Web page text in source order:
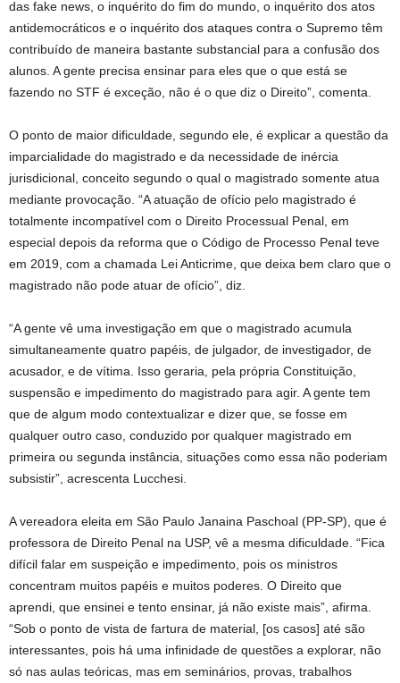
das fake news, o inquérito do fim do mundo, o inquérito dos atos
antidemocráticos e o inquérito dos ataques contra o Supremo têm
contribuído de maneira bastante substancial para a confusão dos
alunos. A gente precisa ensinar para eles que o que está se
fazendo no STF é exceção, não é o que diz o Direito”, comenta.
O ponto de maior dificuldade, segundo ele, é explicar a questão da
imparcialidade do magistrado e da necessidade de inércia
jurisdicional, conceito segundo o qual o magistrado somente atua
mediante provocação. “A atuação de ofício pelo magistrado é
totalmente incompatível com o Direito Processual Penal, em
especial depois da reforma que o Código de Processo Penal teve
em 2019, com a chamada Lei Anticrime, que deixa bem claro que o
magistrado não pode atuar de ofício”, diz.
“A gente vê uma investigação em que o magistrado acumula
simultaneamente quatro papéis, de julgador, de investigador, de
acusador, e de vítima. Isso geraria, pela própria Constituição,
suspensão e impedimento do magistrado para agir. A gente tem
que de algum modo contextualizar e dizer que, se fosse em
qualquer outro caso, conduzido por qualquer magistrado em
primeira ou segunda instância, situações como essa não poderiam
subsistir”, acrescenta Lucchesi.
A vereadora eleita em São Paulo Janaina Paschoal (PP-SP), que é
professora de Direito Penal na USP, vê a mesma dificuldade. “Fica
difícil falar em suspeição e impedimento, pois os ministros
concentram muitos papéis e muitos poderes. O Direito que
aprendi, que ensinei e tento ensinar, já não existe mais”, afirma.
“Sob o ponto de vista de fartura de material, [os casos] até são
interessantes, pois há uma infinidade de questões a explorar, não
só nas aulas teóricas, mas em seminários, provas, trabalhos